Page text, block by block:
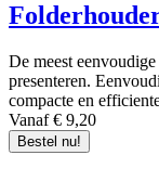
De meest
presenteren.
compacte en
Vanaf € 9,20
Bestel nu!